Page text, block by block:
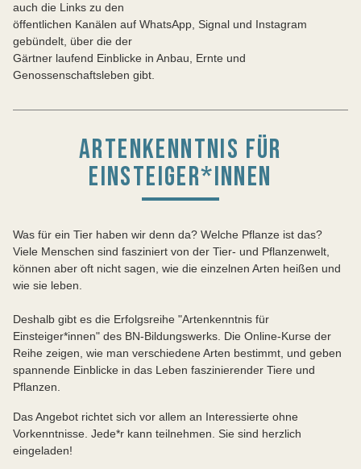
auch die Links zu den
öffentlichen Kanälen auf WhatsApp, Signal und Instagram
gebündelt, über die der
Gärtner laufend Einblicke in Anbau, Ernte und
Genossenschaftsleben gibt.
ARTENKENNTNIS FÜR
EINSTEIGER*INNEN
Was für ein Tier haben wir denn da? Welche Pflanze ist das?
Viele Menschen sind fasziniert von der Tier- und Pflanzenwelt,
können aber oft nicht sagen, wie die einzelnen Arten heißen und
wie sie leben.
Deshalb gibt es die Erfolgsreihe "Artenkenntnis für
Einsteiger*innen" des BN-Bildungswerks. Die Online-Kurse der
Reihe zeigen, wie man verschiedene Arten bestimmt, und geben
spannende Einblicke in das Leben faszinierender Tiere und
Pflanzen.
Das Angebot richtet sich vor allem an Interessierte ohne
Vorkenntnisse. Jede*r kann teilnehmen. Sie sind herzlich
eingeladen!